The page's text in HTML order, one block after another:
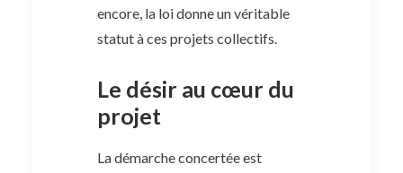
encore, la loi donne un véritable
statut à ces projets collectifs.
Le désir au cœur du
projet
La démarche concertée est